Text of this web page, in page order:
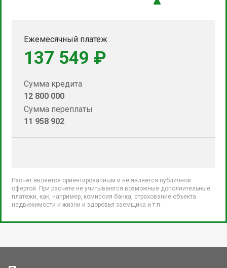
Ежемесячный платеж
137 549 ₽
Сумма кредита
12 800 000
Сумма переплаты
11 958 902
Расчет является ориентировачным и не является публичной
офертой. При расчете не учитываются возможные дополнительные
платежи, как, например, комиссия банка, страхование объекта
недвижимости и жизни и здоровья заемщика и т.п.